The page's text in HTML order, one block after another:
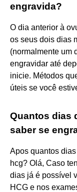
engravida?
O dia anterior à
os seus dois dias
(normalmente um
engravidar até
inicie. Métodos
úteis se você
Quantos dias
saber se
Apos quantos
hcg? Olá, Caso
dias já é possível
HCG e nos